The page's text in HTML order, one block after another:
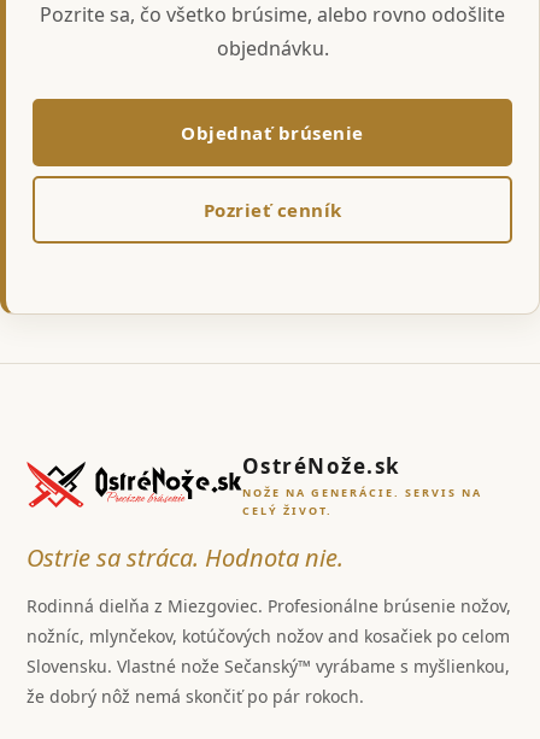
Pozrite sa, čo všetko brúsime, alebo rovno odošlite
objednávku.
Objednať brúsenie
Pozrieť cenník
OstréNože.sk
NOŽE NA GENERÁCIE. SERVIS NA
CELÝ ŽIVOT.
Ostrie sa stráca. Hodnota nie.
Rodinná dielňa z Miezgoviec. Profesionálne brúsenie nožov,
nožníc, mlynčekov, kotúčových nožov and kosačiek po celom
Slovensku. Vlastné nože Sečanský™ vyrábame s myšlienkou,
že dobrý nôž nemá skončiť po pár rokoch.